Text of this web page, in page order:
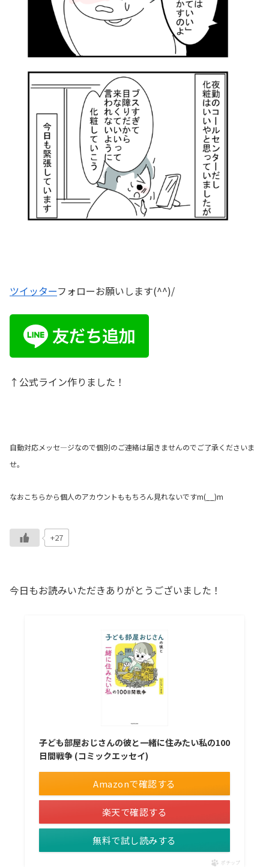
ツイッターフォローお願いします(^^)/
↑公式ライン作りました！
自動対応メッセ―ジなので個別のご連絡は届きませんのでご了承くださいま
せ。
なおこちらから個人のアカウントももちろん見れないですm(__)m
+27
今日もお読みいただきありがとうございました！
子ども部屋おじさんの彼と一緒に住みたい私の100
日間戦争 (コミックエッセイ)
Amazonで確認する
楽天で確認する
無料で試し読みする
ポチップ